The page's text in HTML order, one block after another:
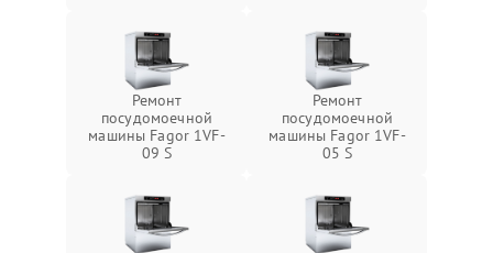
Ремонт
посудомоечной
машины Fagor 1VF-
09 S
Ремонт
посудомоечной
машины Fagor 1VF-
05 S